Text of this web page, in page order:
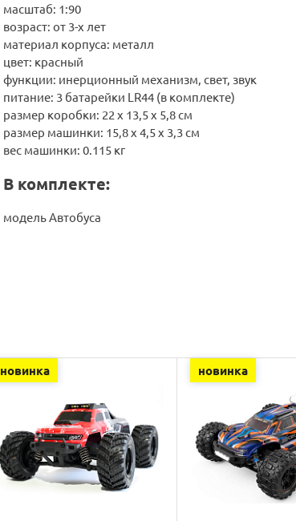
масштаб: 1:90
возраст: от 3-х лет
материал корпуса: металл
цвет: красный
функции: инерционный механизм, свет, звук
питание: 3 батарейки LR44 (в комплекте)
размер коробки: 22 х 13,5 х 5,8 см
размер машинки: 15,8 х 4,5 х 3,3 см
вес машинки: 0.115 кг
В комплекте:
модель Автобуса
новинка новинка